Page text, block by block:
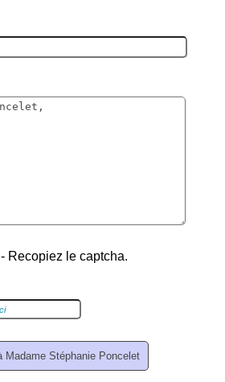
- Recopiez le captcha.